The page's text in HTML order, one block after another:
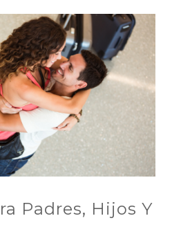
Padres, Hijos Y